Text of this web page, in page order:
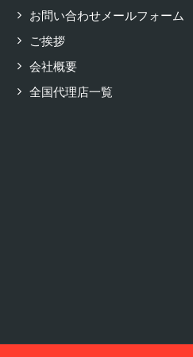
お問い合わせメールフォーム
ご挨拶
会社概要
全国代理店一覧